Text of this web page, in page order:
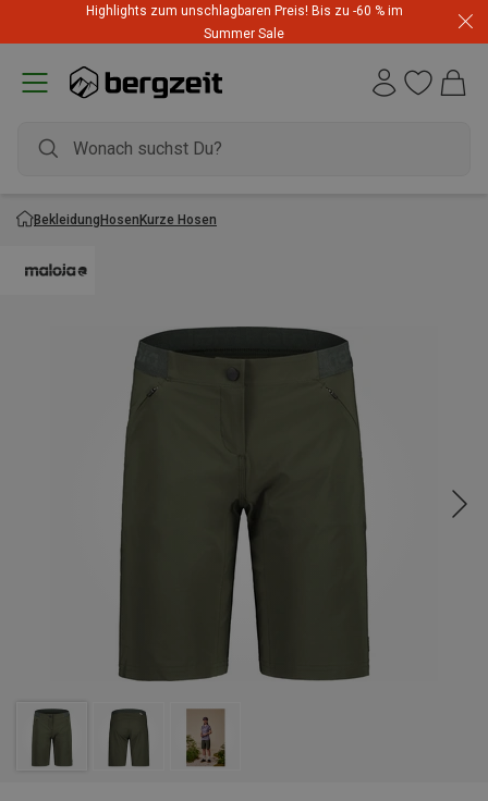
Highlights zum unschlagbaren Preis! Bis zu -60 % im
Summer Sale
BekleidungHosenKurze Hosen